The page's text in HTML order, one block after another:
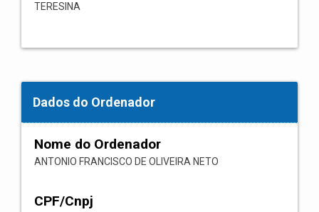
TERESINA
Dados do Ordenador
Nome do Ordenador
ANTONIO FRANCISCO DE OLIVEIRA NETO
CPF/Cnpj